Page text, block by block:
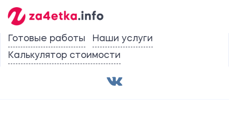
Готовые работы
Наши услуги
Калькулятор стоимости